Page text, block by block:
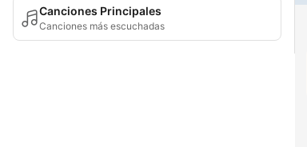
Canciones Principales
Canciones más escuchadas